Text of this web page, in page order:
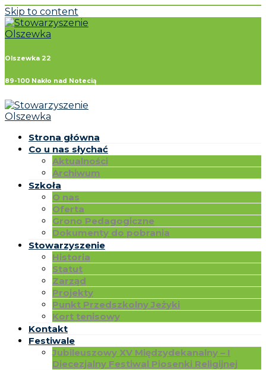
Skip to content
Olszewka 22
89-100 Nakło nad Notecią
Strona główna
Co u nas słychać
Aktualności
Archiwum
Szkoła
O nas
Oferta
Grono Pedagogiczne
Dokumenty do pobrania
Stowarzyszenie
Historia
Statut
Zarząd
Projekty
Punkt Przedszkolny Jeżyki
Kort tenisowy
Kontakt
Festiwale
Jubileuszowy XV Międzydekanalny – I
Diecezjalny Festiwal Piosenki Religijnej